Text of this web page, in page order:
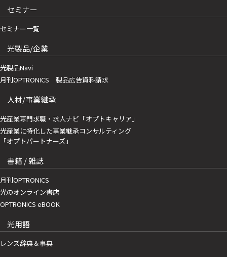
セミナー
セミナー一覧
光製品/企業
光製品Navi
月刊OPTRONICS 製品広告資料請求
人材/事業継承
光産業専門求職・求人ナビ「オプトキャリア」
光産業に特化した事業継承コンサルティング
「オプトパートナーズ」
書籍 / 雑誌
月刊OPTRONICS
光のオンライン書店
OPTRONICS eBOOK
光用語
レンズ辞典＆事典